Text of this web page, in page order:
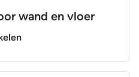
wand en vloer